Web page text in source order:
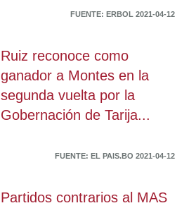
FUENTE: ERBOL 2021-04-12
Ruiz reconoce como
ganador a Montes en la
segunda vuelta por la
Gobernación de Tarija...
FUENTE: EL PAIS.BO 2021-04-12
Partidos contrarios al MAS